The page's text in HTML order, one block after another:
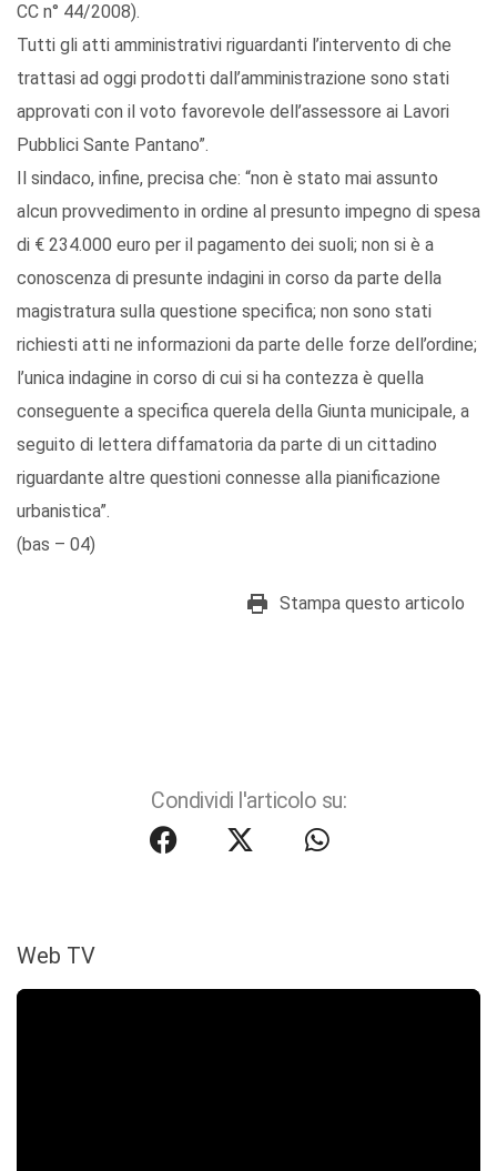
CC n° 44/2008).
Tutti gli atti amministrativi riguardanti l’intervento di che
trattasi ad oggi prodotti dall’amministrazione sono stati
approvati con il voto favorevole dell’assessore ai Lavori
Pubblici Sante Pantano”.
Il sindaco, infine, precisa che: “non è stato mai assunto
alcun provvedimento in ordine al presunto impegno di spesa
di € 234.000 euro per il pagamento dei suoli; non si è a
conoscenza di presunte indagini in corso da parte della
magistratura sulla questione specifica; non sono stati
richiesti atti ne informazioni da parte delle forze dell’ordine;
l’unica indagine in corso di cui si ha contezza è quella
conseguente a specifica querela della Giunta municipale, a
seguito di lettera diffamatoria da parte di un cittadino
riguardante altre questioni connesse alla pianificazione
urbanistica”.
(bas – 04)
Stampa questo articolo
Condividi l'articolo su:
Web TV